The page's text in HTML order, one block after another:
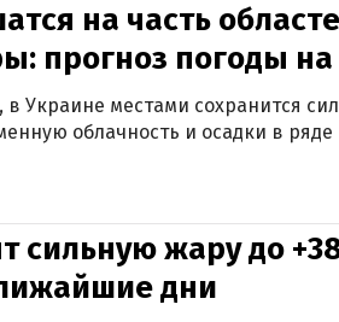
на часть
прогноз погоды на
в Украине местами сохранится
облачность и осадки в ряде
сильную жару до
дни